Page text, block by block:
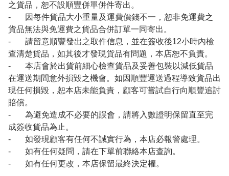
之貨品，恕不設順豐併單併件寄出。
- 因每件貨品大小重量及運費價錢不一，恕非免運費之
貨品無法與免運費之貨品合併訂單一同寄出。
- 請留意順豐發出之取件信息，並在簽收後12小時內檢
查清楚貨品，如其後才發現貨品有問題，本店恕不負責。
- 本店會於出貨前細心檢查貨品及妥善包裝以減低貨品
在運送期間意外損毀之機會。如因順豐運送過程導致貨品出
現任何損毀，恕本店未能負責，顧客可嘗試自行向順豐追討
賠償。
- 為避免造成不必要的誤會，請將入數證明保留直至完
成簽收貨品為止。
- 如發現顧客有任何不誠實行為，本店必報警處理。
- 如有任何疑問，請在下單前聯絡本店查詢。
- 如有任何更改，本店保留最終決定權。